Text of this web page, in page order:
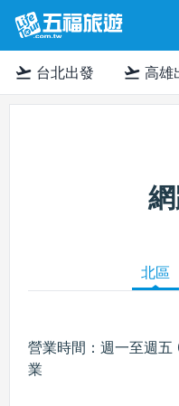
flight_takeoff 台北出發 flight_takeoff 高雄
北區
營業時間：週一至週
業